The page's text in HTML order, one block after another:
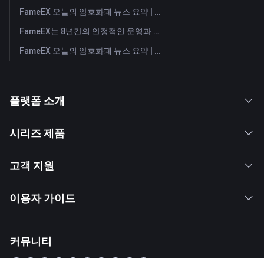
FameEX 오늘의 암호화폐 뉴스 요약 | 2026년 7월 29일
FameEX는 8년간의 안정적인 운영과 글로벌 성장을 통해 사용자 신뢰를 더욱 강화했습니다
FameEX 오늘의 암호화폐 뉴스 요약 | 2026년 7월 28일
플랫폼 소개
시리즈 제품
고객 지원
이용자 가이드
커뮤니티